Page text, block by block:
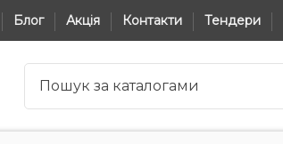
Блог Акція Контакти Тендери